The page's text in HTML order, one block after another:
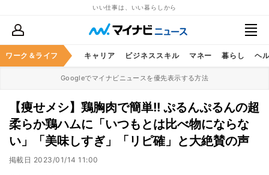
いい仕事は、いい暮らしから
ワーク＆ライフ キャリア ビジネススキル マネー 暮らし ヘ
Googleでマイナビニュースを優先表示する方法
【痩せメシ】鶏胸肉で簡単!! ぷるんぷるんの超
柔らか鶏ハムに「いつもとは比べ物にならな
い」「美味しすぎ」「リピ確」と大絶賛の声
掲載日 2023/01/14 11:00